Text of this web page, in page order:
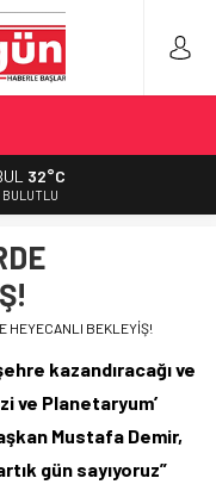
32°C
BULUTLU
HEYECANLI BEKLEYİŞ!
kazandıracağı ve
ve Planetaryum’
Mustafa Demir,
gün sayıyoruz”